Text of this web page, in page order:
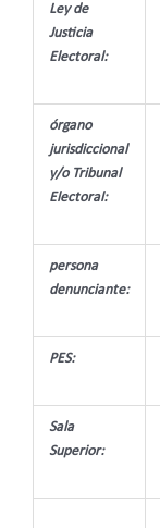
Ley de
Justicia
Electoral:
órgano
jurisdiccional
y/o Tribunal
Electoral:
persona
denunciante:
PES:
Sala
Superior: